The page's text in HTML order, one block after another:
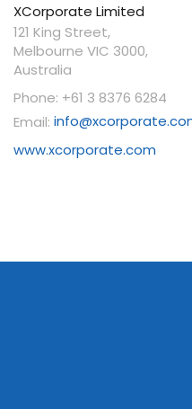
XCorporate Limited
121 King Street,
Melbourne VIC 3000,
Australia
Phone: +61 3 8376 6284
Email:
www.xcorporate.com